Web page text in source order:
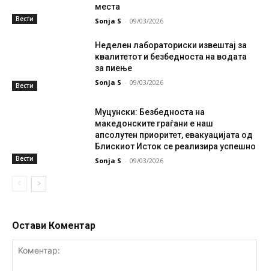
Вести
места
Sonja S - 09/03/2026
Вести
Неделен лабораториски извештај за
квалитетот и безбедноста на водата
за пиење
Sonja S - 09/03/2026
Вести
Муцунски: Безбедноста на
македонските граѓани е наш
апсолутен приоритет, евакуацијата од
Блискиот Исток се реализира успешно
Sonja S - 09/03/2026
Остави Коментар